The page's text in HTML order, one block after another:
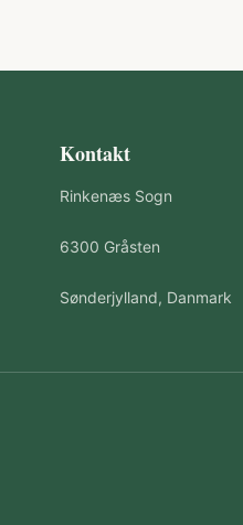
Kontakt
Rinkenæs Sogn
6300 Gråsten
Sønderjylland, Danmark